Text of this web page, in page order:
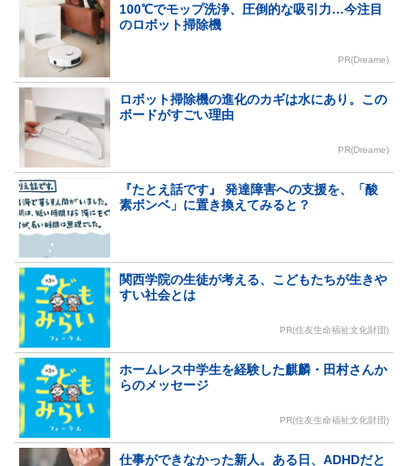
100℃でモップ洗浄、圧倒的な吸引力…今注目
のロボット掃除機
PR(Dreame)
ロボット掃除機の進化のカギは水にあり。この
ボードがすごい理由
PR(Dreame)
『たとえ話です』 発達障害への支援を、「酸
素ボンベ」に置き換えてみると？
関西学院の生徒が考える、こどもたちが生きや
すい社会とは
PR(住友生命福祉文化財団)
ホームレス中学生を経験した麒麟・田村さんか
らのメッセージ
PR(住友生命福祉文化財団)
仕事ができなかった新人。ある日、ADHDだと